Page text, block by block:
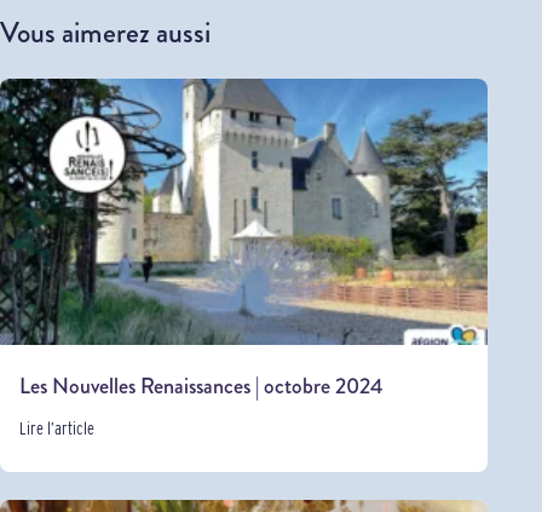
Vous aimerez aussi
Les Nouvelles Renaissances | octobre 2024
Lire l’article